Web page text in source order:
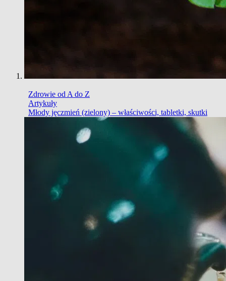
Zdrowie od A do Z
Artykuły
Młody jęczmień (zielony) – właściwości, tabletki, skutki